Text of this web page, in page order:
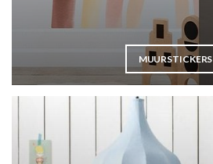
MUURSTICKERS